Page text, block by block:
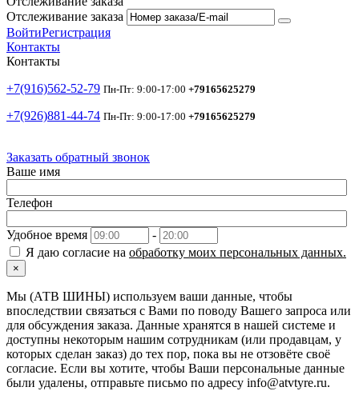
Отслеживание заказа
ВойтиРегистрация
Контакты
Контакты
+7(916)562-52-79 Пн-Пт: 9:00-17:00 +79165625279
+7(926)881-44-74 Пн-Пт: 9:00-17:00 +79165625279
Заказать обратный звонок
Ваше имя
Телефон
Удобное время
-
Я даю согласие на обработку моих персональных данных.
×
Мы (АТВ ШИНЫ) используем ваши данные, чтобы
впоследствии связаться с Вами по поводу Вашего запроса или
для обсуждения заказа. Данные хранятся в нашей системе и
доступны некоторым нашим сотрудникам (или продавцам, у
которых сделан заказ) до тех пор, пока вы не отзовёте своё
согласие. Если вы хотите, чтобы Ваши персональные данные
были удалены, отправьте письмо по адресу info@atvtyre.ru.